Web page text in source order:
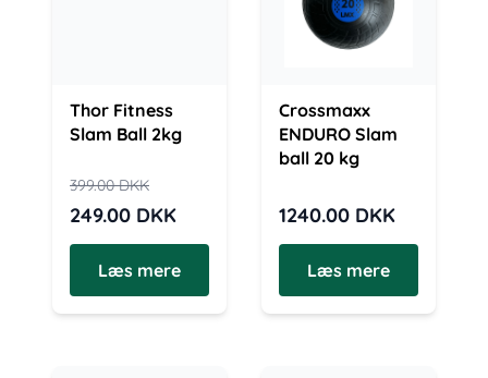
Thor Fitness
Slam Ball 2kg
399.00DKK
249.00 DKK
Læs mere
Crossmaxx
ENDURO Slam
ball 20 kg
1240.00 DKK
Læs mere